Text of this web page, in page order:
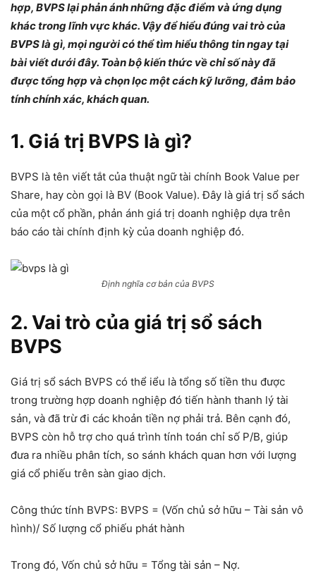
hợp, BVPS lại phản ánh những đặc điểm và ứng dụng
khác trong lĩnh vực khác. Vậy để hiểu đúng vai trò của
BVPS là gì, mọi người có thể tìm hiểu thông tin ngay tại
bài viết dưới đây. Toàn bộ kiến thức về chỉ số này đã
được tổng hợp và chọn lọc một cách kỹ lưỡng, đảm bảo
tính chính xác, khách quan.
1. Giá trị BVPS là gì?
BVPS là tên viết tắt của thuật ngữ tài chính Book Value per
Share, hay còn gọi là BV (Book Value). Đây là giá trị sổ sách
của một cổ phần, phản ánh giá trị doanh nghiệp dựa trên
báo cáo tài chính định kỳ của doanh nghiệp đó.
Định nghĩa cơ bản của BVPS
2. Vai trò của giá trị sổ sách
BVPS
Giá trị sổ sách BVPS có thể iểu là tổng số tiền thu được
trong trường hợp doanh nghiệp đó tiến hành thanh lý tài
sản, và đã trừ đi các khoản tiền nợ phải trả. Bên cạnh đó,
BVPS còn hỗ trợ cho quá trình tính toán chỉ số P/B, giúp
đưa ra nhiều phân tích, so sánh khách quan hơn với lượng
giá cổ phiếu trên sàn giao dịch.
Công thức tính BVPS: BVPS = (Vốn chủ sở hữu – Tài sản vô
hình)/ Số lượng cổ phiếu phát hành
Trong đó, Vốn chủ sở hữu = Tổng tài sản – Nợ.